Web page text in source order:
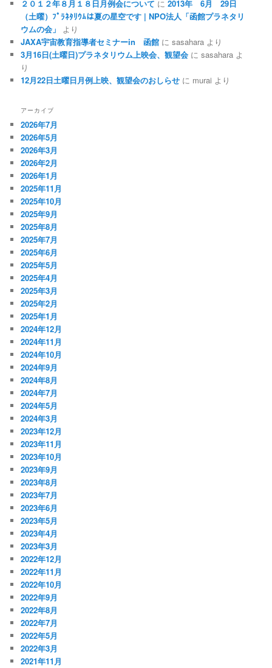
２０１２年８月１８日月例会について に2013年 6月 29日
（土曜）ﾌﾟﾗﾈﾀﾘｳﾑは夏の星空です | NPO法人「函館プラネタリ
ウムの会」
より
JAXA宇宙教育指導者セミナーin 函館 にsasahara より
3月16日(土曜日)プラネタリウム上映会、観望会 にsasahara よ
り
12月22日土曜日月例上映、観望会のおしらせ に murai より
アーカイブ
2026年7月
2026年5月
2026年3月
2026年2月
2026年1月
2025年11月
2025年10月
2025年9月
2025年8月
2025年7月
2025年6月
2025年5月
2025年4月
2025年3月
2025年2月
2025年1月
2024年12月
2024年11月
2024年10月
2024年9月
2024年8月
2024年7月
2024年5月
2024年3月
2023年12月
2023年11月
2023年10月
2023年9月
2023年8月
2023年7月
2023年6月
2023年5月
2023年4月
2023年3月
2022年12月
2022年11月
2022年10月
2022年9月
2022年8月
2022年7月
2022年5月
2022年3月
2021年11月